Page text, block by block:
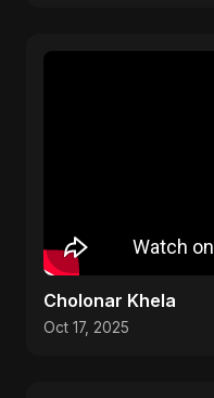
Cholonar Khela
Oct 17, 2025